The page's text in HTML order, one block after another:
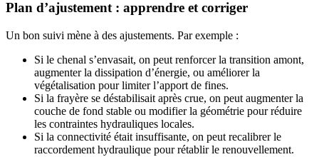
Plan d’ajustement : apprendre et corriger
Un bon suivi mène à des ajustements. Par exemple :
Si le chenal s’envasait, on peut renforcer la transition amont,
augmenter la dissipation d’énergie, ou améliorer la
végétalisation pour limiter l’apport de fines.
Si la frayère se déstabilisait après crue, on peut augmenter la
couche de fond stable ou modifier la géométrie pour réduire
les contraintes hydrauliques locales.
Si la connectivité était insuffisante, on peut recalibrer le
raccordement hydraulique pour rétablir le renouvellement.